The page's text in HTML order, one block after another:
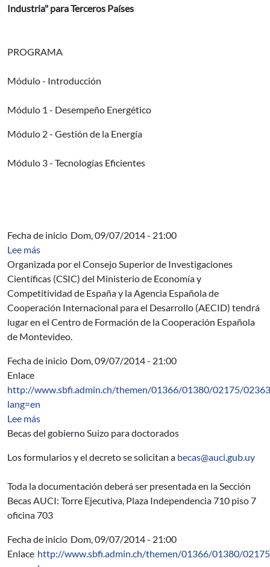
Industria" para Terceros Países
PROGRAMA
Módulo - Introducción
Módulo 1 - Desempeño Energético
Módulo 2 - Gestión de la Energía
Módulo 3 - Tecnologías Eficientes
Fecha de inicio Dom, 09/07/2014 - 21:00
Lee más
Organizada por el Consejo Superior de Investigaciones
Científicas (CSIC) del Ministerio de Economía y
Competitividad de España y la Agencia Española de
Cooperación Internacional para el Desarrollo (AECID) tendrá
lugar en el Centro de Formación de la Cooperación Española
de Montevideo.
Fecha de inicio Dom, 09/07/2014 - 21:00
Enlace
http://www.sbfi.admin.ch/themen/01366/01380/02175/
lang=en
Lee más
Becas del gobierno Suizo para doctorados
Los formularios y el decreto se solicitan a becas@auci.gub.uy
Toda la documentación deberá ser presentada en la Sección
Becas AUCI: Torre Ejecutiva, Plaza Independencia 710 piso 7
oficina 703
Fecha de inicio Dom, 09/07/2014 - 21:00
Enlace http://www.sbfi.admin.ch/themen/01366/01380/